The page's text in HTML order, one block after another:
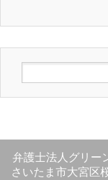
弁護士法人グリー
さいたま市大宮区